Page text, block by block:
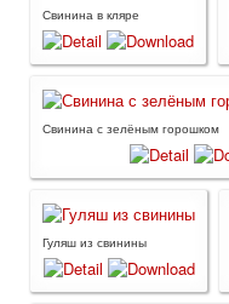
Свинина в кляре
Свинина с зелёным горошком
Гуляш из свинины